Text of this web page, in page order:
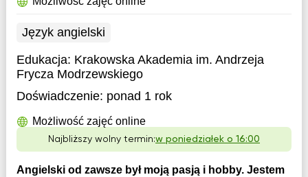
Język angielski
Edukacja: Krakowska Akademia im. Andrzeja
Frycza Modrzewskiego
Doświadczenie: ponad 1 rok
Możliwość zajęć online
Najbliższy wolny termin:w poniedziałek o 16:00
Angielski od zawsze był moją pasją i hobby. Jestem